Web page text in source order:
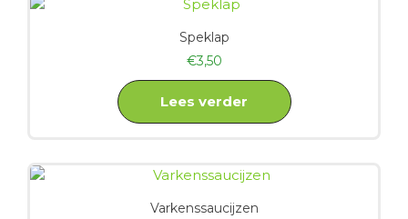
Speklap
€3,50
Lees verder
Varkenssaucijzen